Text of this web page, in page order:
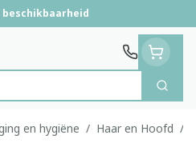
beschikbaarheid
Zoek
en hygiëne / Haar en Hoofd /